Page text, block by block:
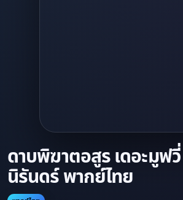
ดาบพิฆาตอสูร เดอะมูฟ
นิรันดร์ พากย์ไทย